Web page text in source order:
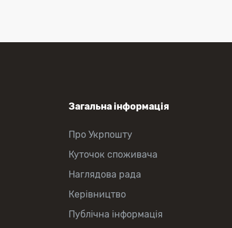
Загальна інформація
Про Укрпошту
Куточок споживача
Наглядова рада
Керівництво
Публічна інформація